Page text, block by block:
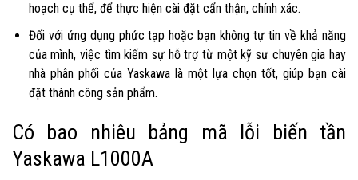
hoạch cụ thể, để thực hiện cài đặt cẩn thận, chính xác.
Đối với ứng dụng phức tạp hoặc bạn không tự tin về khả năng
của mình, việc tìm kiếm sự hỗ trợ từ một kỹ sư chuyên gia hay
nhà phân phối của Yaskawa là một lựa chọn tốt, giúp bạn cài
đặt thành công sản phẩm.
Có bao nhiêu bảng mã lỗi biến tần
Yaskawa L1000A